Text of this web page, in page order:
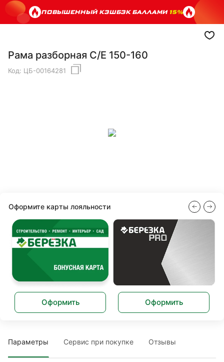
ПОВЫШЕННЫЙ КЭШБЭК БАЛЛАМИ15%
Рама разборная C/E 150-160
Код: ЦБ-00164281
Оформите карты лояльности
Оформить Оформить
Параметры Сервис при покупке Отзывы